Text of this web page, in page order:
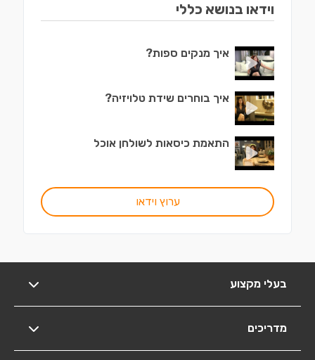
וידאו בנושא כללי
איך מנקים ספות?
איך בוחרים שידת טלויזיה?
התאמת כיסאות לשולחן אוכל
ערוץ וידאו
בעלי מקצוע
מדריכים